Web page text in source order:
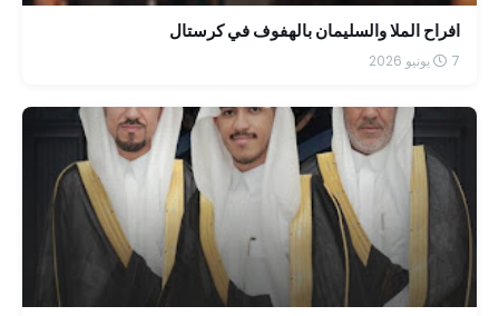
افراح الملا والسليمان بالهفوف في كرستال
7 يونيو 2026